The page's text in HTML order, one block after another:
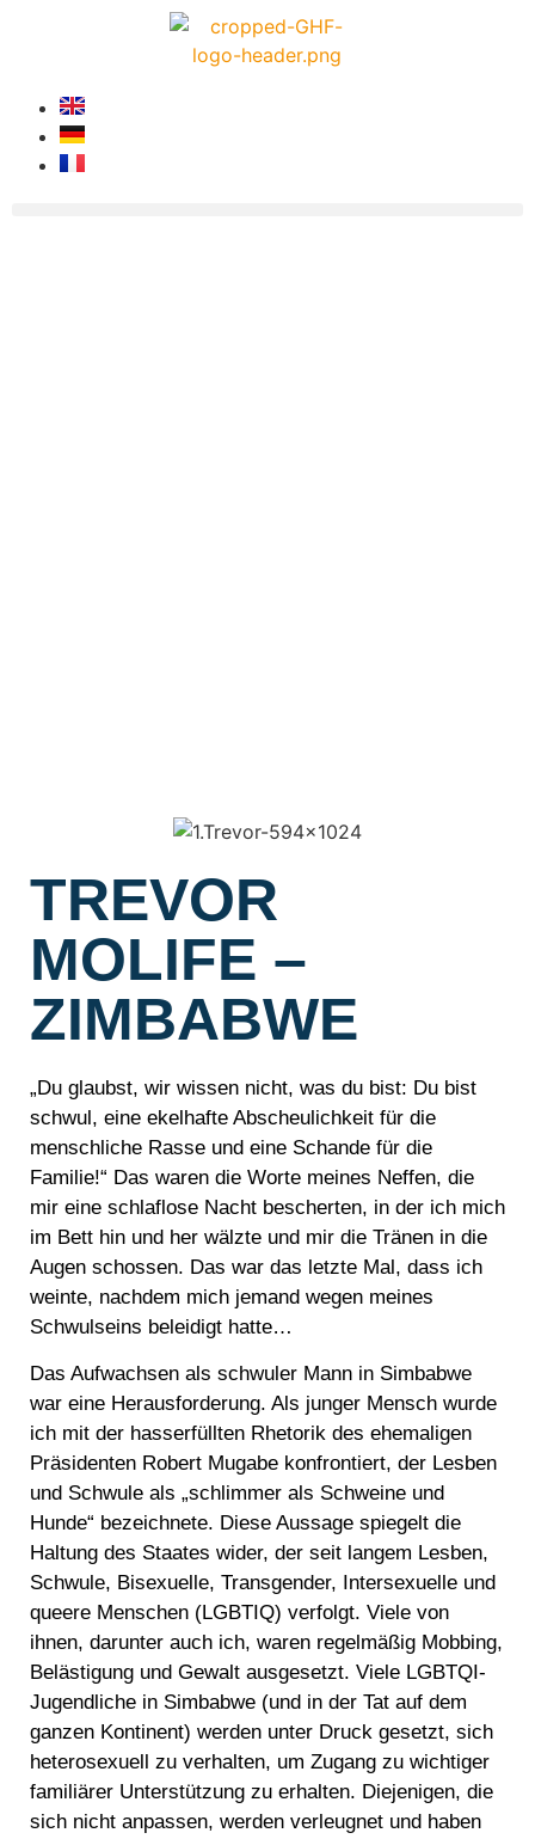
TREVOR
MOLIFE –
ZIMBABWE
„Du glaubst, wir wissen nicht, was du bist: Du bist
schwul, eine ekelhafte Abscheulichkeit für die
menschliche Rasse und eine Schande für die
Familie!“ Das waren die Worte meines Neffen, die
mir eine schlaflose Nacht bescherten, in der ich mich
im Bett hin und her wälzte und mir die Tränen in die
Augen schossen. Das war das letzte Mal, dass ich
weinte, nachdem mich jemand wegen meines
Schwulseins beleidigt hatte…
Das Aufwachsen als schwuler Mann in Simbabwe
war eine Herausforderung. Als junger Mensch wurde
ich mit der hasserfüllten Rhetorik des ehemaligen
Präsidenten Robert Mugabe konfrontiert, der Lesben
und Schwule als „schlimmer als Schweine und
Hunde“ bezeichnete. Diese Aussage spiegelt die
Haltung des Staates wider, der seit langem Lesben,
Schwule, Bisexuelle, Transgender, Intersexuelle und
queere Menschen (LGBTIQ) verfolgt. Viele von
ihnen, darunter auch ich, waren regelmäßig Mobbing,
Belästigung und Gewalt ausgesetzt. Viele LGBTQI-
Jugendliche in Simbabwe (und in der Tat auf dem
ganzen Kontinent) werden unter Druck gesetzt, sich
heterosexuell zu verhalten, um Zugang zu wichtiger
familiärer Unterstützung zu erhalten. Diejenigen, die
sich nicht anpassen, werden verleugnet und haben